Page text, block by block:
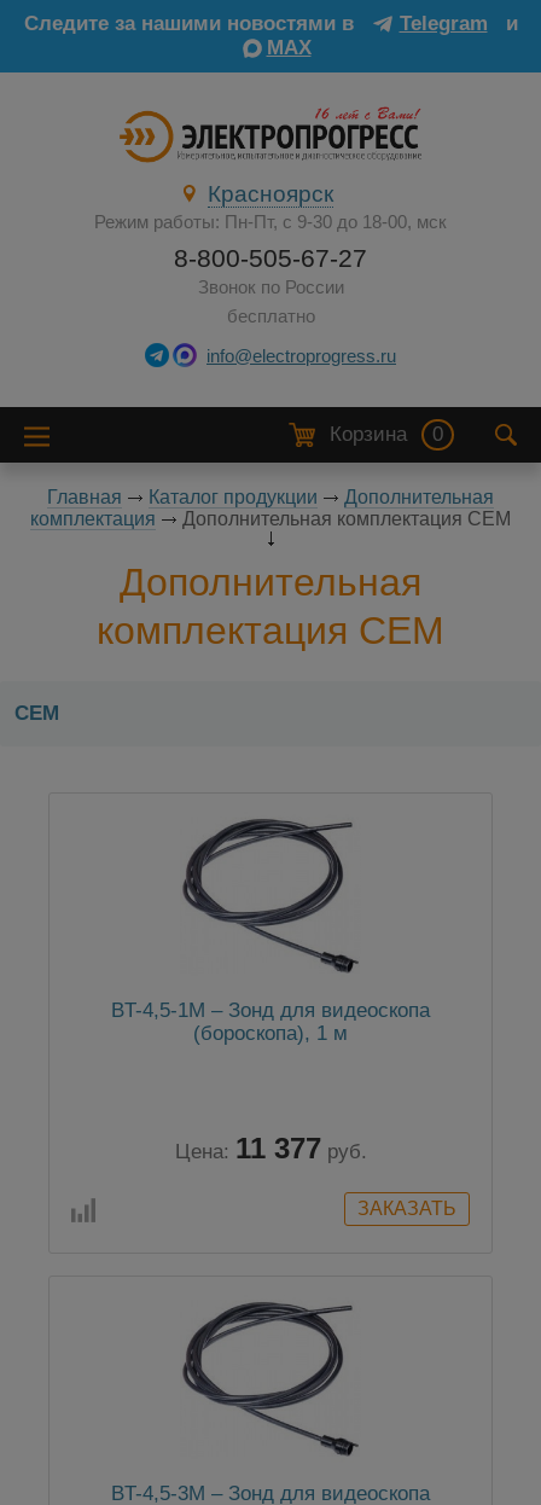
Следите за нашими новостями в Telegram
и
MAX
Красноярск
Режим работы: Пн-Пт, с 9-30 до 18-00, мск
8-800-505-67-27
Звонок по России
бесплатно
info@electroprogress.ru
Корзина 0
Главная Каталог продукции
Дополнительная
комплектация
Дополнительная комплектация CEM
Дополнительная
комплектация CEM
CEM
BT-4,5-1М – Зонд для видеоскопа
(бороскопа), 1 м
Цена: 11 377 руб.
BT-4,5-3М – Зонд для видеоскопа